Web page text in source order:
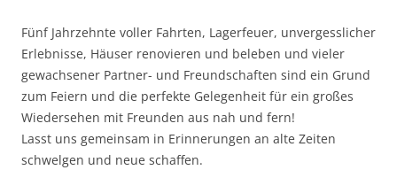
Fünf Jahrzehnte voller Fahrten, Lagerfeuer, unvergesslicher
Erlebnisse, Häuser renovieren und beleben und vieler
gewachsener Partner- und Freundschaften sind ein Grund
zum Feiern und die perfekte Gelegenheit für ein großes
Wiedersehen mit Freunden aus nah und fern!
Lasst uns gemeinsam in Erinnerungen an alte Zeiten
schwelgen und neue schaffen.